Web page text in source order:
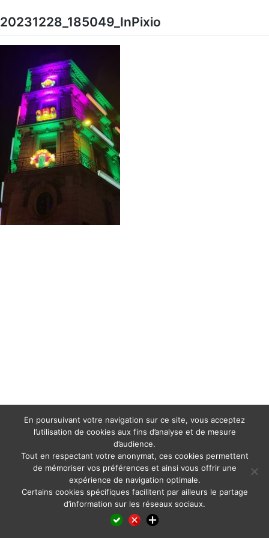
content
20231228_185049_InPixio
LinkedIn
X WhatsAppPinterest
En poursuivant votre navigation sur ce site, vous acceptez
l’utilisation de cookies aux fins d’analyse et de mesure
d’audience.
Tout en respectant votre anonymat, ces cookies permettent
de mémoriser vos préférences et ainsi vous offrir une
expérience de navigation optimale.
Certains cookies spécifiques facilitent par ailleurs le partage
d’information sur les réseaux sociaux.